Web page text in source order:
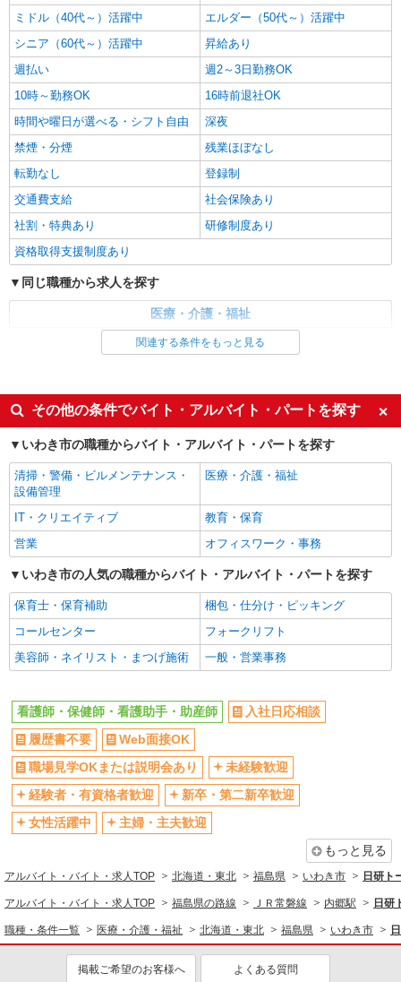
キープ 詳細を見る
派遣社員
株式会社kotrio /●SD-H-1895931
いわき市のサ高住＊シフト融通が利くため子育
て世代から大人気♪
時給2000円〜2500円 ＜日払い有/週払い有/交
通費全支給(ガソリン代含む)＞
いわき市 ≪最寄駅≫いわき駅
キープ 詳細を見る
派遣社員
株式会社kotrio /●SD-H-1894388
高時給◎研修あり
時給1450円〜2062円 ＜日払い有/週払い有/交
通費全支給(ガソリン代含む)＞
キープ 詳細を見る
派遣社員
株式会社kotrio /●SD-H-2066711
躍できる看護助手♪
時給1350円〜2062円 ＜日払い有/週払い有/交
通費全支給(ガソリン代含む)＞
いわき市 ≪最寄駅≫いわき駅
キープ 詳細を見る
派遣社員
株式会社kotrio /●SD-H-1983754
資金も即ゲット◎
時給1350円〜2062円 ＜日払い有/週払い有/交
通費全支給(ガソリン代含む)＞
いわき市 ≪最寄駅≫いわき駅
キープ 詳細を見る
報酬：出来高制 報酬額（消費税抜き）： ・事
業所一括面談(対面) 1日：10,000円〜14,716円 ・
個別訪問(対面) 1件：4,286円〜5,239円 ・遠隔面
談 1件：1,500〜1,691円 ・電話支援 1件：
1,000円〜1,429円 ・ICTメール支援 1件：500円
【活動エリア】福島県いわき市及びその周辺
ミドル（40代～）活躍中
エルダー（50代～）活躍中
シニア（60代～）活躍中
昇給あり
週払い
週2～3日勤務OK
10時～勤務OK
16時前退社OK
時間や曜日が選べる・シフト自由
深夜
禁煙・分煙
残業ほぼなし
転勤なし
登録制
交通費支給
社会保険あり
社割・特典あり
研修制度あり
資格取得支援制度あり
同じ職種から求人を探す
医療・介護・福祉
看護師・保健師・看護助手・助産師
未経験歓迎
ミドル（40代～）活躍中
週2～3日勤務OK
深夜
交通費支給
社会保険あり
関連する条件をもっと見る
その他の条件でバイト・アルバイト・パートを探す
いわき市の職種からバイト・アルバイト・パートを探す
清掃・警備・ビルメンテナンス・
設備管理
医療・介護・福祉
IT・クリエイティブ
教育・保育
営業
オフィスワーク・事務
いわき市の人気の職種からバイト・アルバイト・パートを探す
保育士・保育補助
梱包・仕分け・ピッキング
コールセンター
フォークリフト
美容師・ネイリスト・まつげ施術
一般・営業事務
看護師・保健師・看護助手・助産師
入社日応相談
履歴書不要
Web面接OK
職場見学OKまたは説明会あり
未経験歓迎
経験者・有資格者歓迎
新卒・第二新卒歓迎
女性活躍中
主婦・主夫歓迎
もっと見る
アルバイト・バイト・求人TOP 北海道・東北 福島県 いわき市 日研ト
アルバイト・バイト・求人TOP 福島県の路線 ＪＲ常磐線 内郷駅 日研
職種・条件一覧 医療・介護・福祉 北海道・東北 福島県 いわき市
掲載ご希望のお客様へ よくある質問